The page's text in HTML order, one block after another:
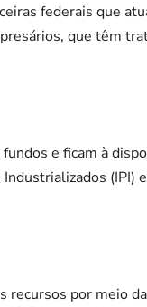
federais que
que têm
e ficam à
(IPI)
recursos por meio